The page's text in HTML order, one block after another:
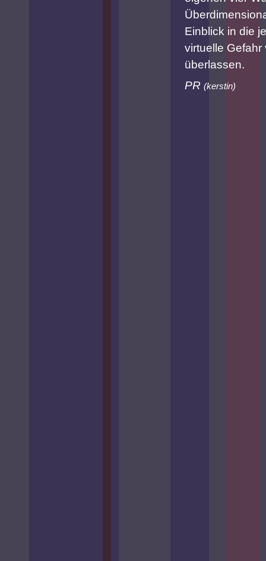
Einblick in die
virtuelle Gefahr
überlassen.
PR (kerstin)